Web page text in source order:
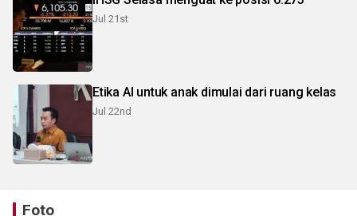
Jul 21st
Etika AI untuk anak dimulai dari ruang kelas
Jul 22nd
Foto